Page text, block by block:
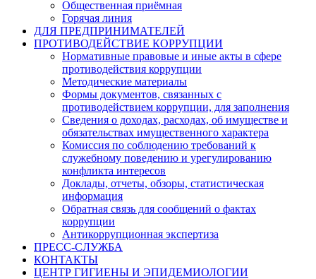
Общественная приёмная
Горячая линия
ДЛЯ ПРЕДПРИНИМАТЕЛЕЙ
ПРОТИВОДЕЙСТВИЕ КОРРУПЦИИ
Нормативные правовые и иные акты в сфере
противодействия коррупции
Методические материалы
Формы документов, связанных с
противодействием коррупции, для заполнения
Сведения о доходах, расходах, об имуществе и
обязательствах имущественного характера
Комиссия по соблюдению требований к
служебному поведению и урегулированию
конфликта интересов
Доклады, отчеты, обзоры, статистическая
информация
Обратная связь для сообщений о фактах
коррупции
Антикоррупционная экспертиза
ПРЕСС-СЛУЖБА
КОНТАКТЫ
ЦЕНТР ГИГИЕНЫ И ЭПИДЕМИОЛОГИИ